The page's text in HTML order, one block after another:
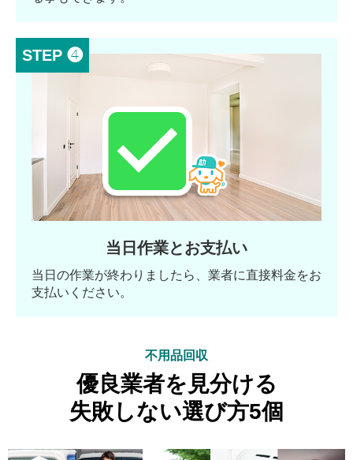
STEP ❹
当日作業とお支払い
当日の作業が終わりましたら、業者に直接料金をお
支払いください。
不用品回収
優良業者を見分ける
失敗しない選び方5個